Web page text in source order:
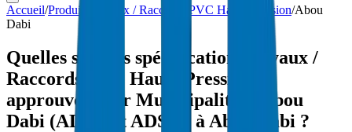
Accueil/Produits Tuyaux / Raccords PVC Haute Pression/Abou
Dabi
Quelles sont les spécifications Tuyaux /
Raccords PVC Haute Pression
approuvées par Municipalité d'Abou
Dabi (ADM) et ADSSC à Abou Dabi ?